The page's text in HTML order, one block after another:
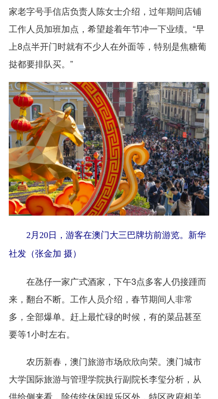
家老字号手信店负责人陈女士介绍，过年期间店铺
工作人员加班加点，希望趁着年节冲一下业绩。“早
上8点半开门时就有不少人在外面等，特别是焦糖葡
挞都要排队买。”
2月20日，游客在澳门大三巴牌坊前游览。新华
社发（张金加 摄）
在氹仔一家广式酒家，下午3点多客人仍接踵而
来，翻台不断。工作人员介绍，春节期间人非常
多，全部爆单。赶上最忙碌的时候，有的菜品甚至
要等1小时左右。
农历新春，澳门旅游市场欣欣向荣。澳门城市
大学国际旅游与管理学院执行副院长李玺分析，从
供给侧来看，除传统休闲娱乐区外，特区政府相关